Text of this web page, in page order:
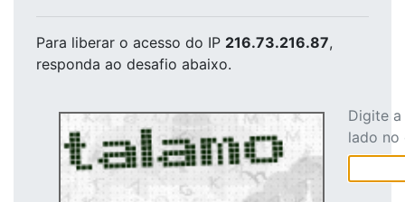
Para liberar o acesso do IP 216.73.216.87,
responda ao desafio abaixo.
Digite
lado no